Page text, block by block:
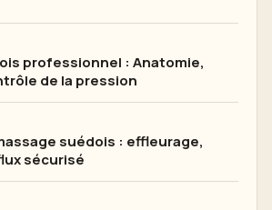
professionnel : Anatomie,
de la pression
suédois : effleurage,
sécurisé